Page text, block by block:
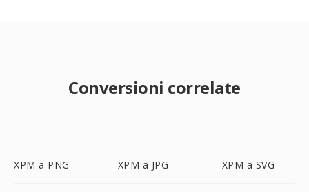
Conversioni correlate
XPM a PNG XPM a JPG XPM a SVG